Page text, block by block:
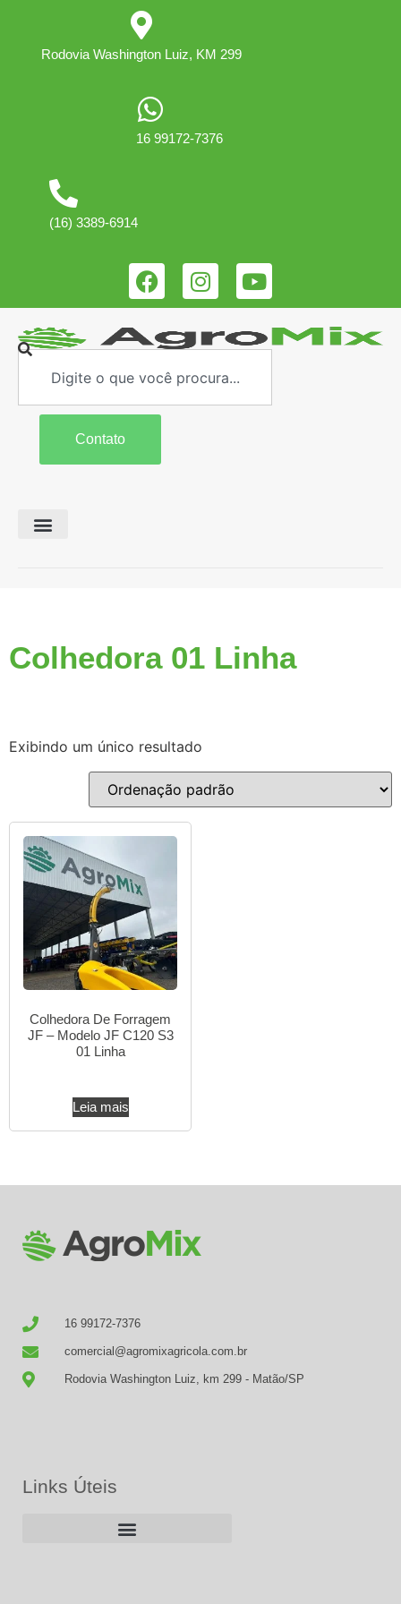
Rodovia Washington Luiz, KM 299
16 99172-7376
(16) 3389-6914
Contato
Colhedora 01 Linha
Exibindo um único resultado
Colhedora De Forragem
JF – Modelo JF C120 S3
01 Linha
Leia mais
16 99172-7376
comercial@agromixagricola.com.br
Rodovia Washington Luiz, km 299 - Matão/SP
Links Úteis